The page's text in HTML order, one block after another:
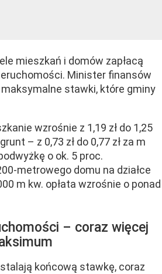
mieszkań i domów zapłacą
Minister finansów
maksymalne stawki, które gminy
wzrośnie z 1,19 zł do 1,25
– z 0,73 zł do 0,77 zł za m
o ok. 5 proc.
metrowego domu na działce
m kw. opłata wzrośnie o ponad
– coraz więcej
końcową stawkę, coraz